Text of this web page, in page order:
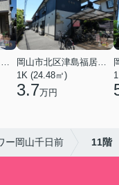
岡山市中区原尾島２丁目
岡山市北区津島福居１丁目
1K (24.48㎡)
3.7万円
ー岡山千日前 11階